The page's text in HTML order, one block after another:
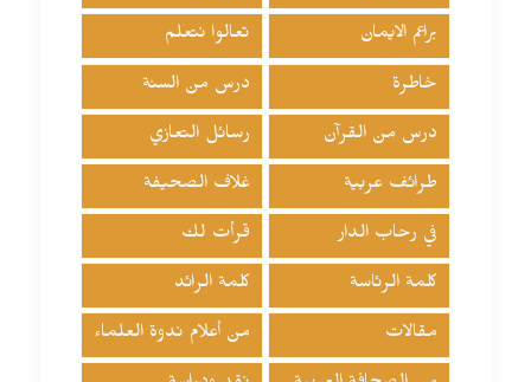
براعم الايمان تعالوا نتعلم
خاطرة درس من السنة
درس من القرآن رسائل التعازي
طرائف عربية غلاف الصحيفة
في رحاب الدار قرأت لك
كلمة الرئاسة كلمة الرائد
مقالات من أعلام ندوة العلماء